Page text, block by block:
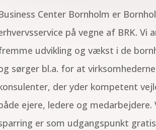
Center Bornholm er
på vegne af BRK. Vi
udvikling og vækst i de
sørger bl.a. for at
der yder kompetent
ejere, ledere og medarbejdere.
er som udgangspunkt